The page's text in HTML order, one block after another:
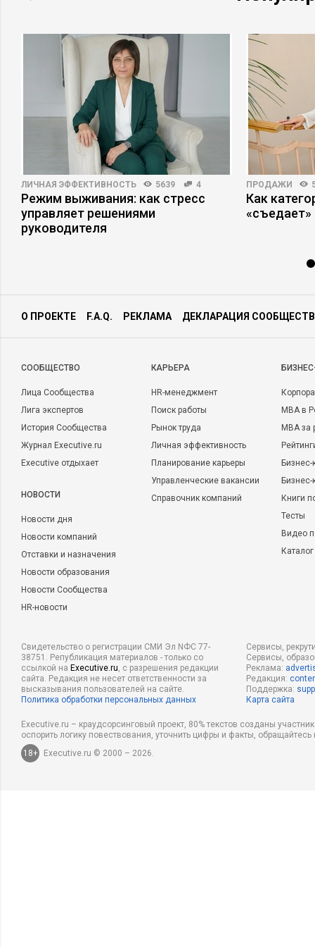
месяц, расчет и контроль за выполнением
финансового плана;
Описание деятельности компании:
Кондитерское производство.
ЛИЧНАЯ ЭФФЕКТИВНОСТЬ 5639 4
Режим выживания: как стресс
управляет решениями
руководителя
ПРОДАЖИ
Как
О ПРОЕКТЕ F.A.Q. РЕКЛАМА ДЕКЛАРАЦИЯ
CООБЩЕСТВО
Лица Сообщества
Лига экспертов
История Сообщества
Журнал Executive.ru
Executive отдыхает
НОВОСТИ
Новости дня
Новости компаний
Отставки и назначения
Новости образования
Новости Сообщества
HR-новости
КАРЬЕРА
HR-менеджмент
Поиск работы
Рынок труда
Личная эффективность
Планирование карьеры
Управленческие вакансии
Справочник компаний
MBA в
MBA
Бизнес-
Книги
Тесты
Видео
Свидетельство о регистрации СМИ Эл NФС 77-
38751. Републикация материалов - только со
ссылкой на Executive.ru, с разрешения редакции
сайта. Редакция не несет ответственности за
высказывания пользователей на сайте.
Политика обработки персональных данных
Сервисы,
Сервисы,
Реклама:
Редакция:
Поддержка:
Карта сайта
Executive.ru – краудсорсинговый проект, 80% текстов созданы
оспорить логику повествования, уточнить цифры и факты,
18+
Executive.ru © 2000 – 2026.